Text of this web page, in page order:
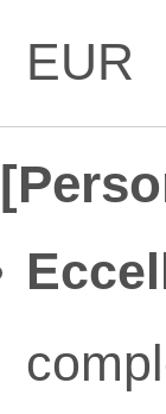
EUR